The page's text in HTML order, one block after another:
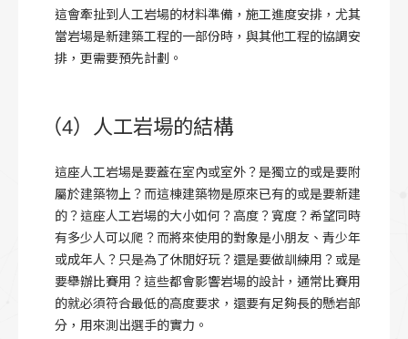
這會牽扯到人工岩場的材料準備，施工進度安排，尤其
當岩場是新建築工程的一部份時，與其他工程的協調安
排，更需要預先計劃。
（4）人工岩場的結構
這座人工岩場是要蓋在室內或室外？是獨立的或是要附
屬於建築物上？而這棟建築物是原來已有的或是要新建
的？這座人工岩場的大小如何？高度？寬度？希望同時
有多少人可以爬？而將來使用的對象是小朋友、青少年
或成年人？只是為了休閒好玩？還是要做訓練用？或是
要舉辦比賽用？這些都會影響岩場的設計，通常比賽用
的就必須符合最低的高度要求，還要有足夠長的懸岩部
分，用來測出選手的實力。